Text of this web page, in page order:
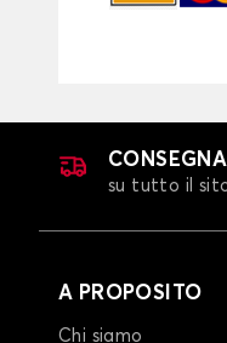
su tutto il
A PROPOSITO
Chi siamo